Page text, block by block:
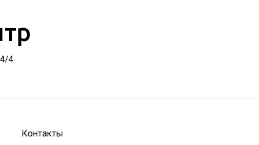
4
Контакты